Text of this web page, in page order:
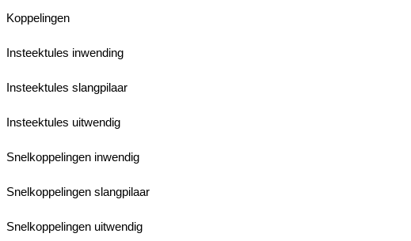
Koppelingen
Insteektules inwending
Insteektules slangpilaar
Insteektules uitwendig
Snelkoppelingen inwendig
Snelkoppelingen slangpilaar
Snelkoppelingen uitwendig